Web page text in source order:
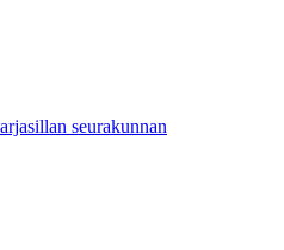
seurakunnan